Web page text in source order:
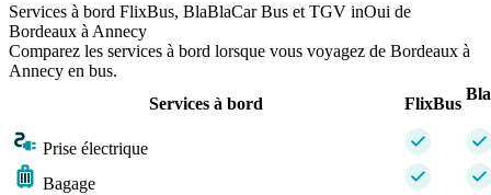
Services à bord FlixBus, BlaBlaCar Bus et TGV inOui de
Bordeaux à Annecy
Comparez les services à bord lorsque vous voyagez de Bordeaux à
Annecy en bus.
Services à bord
FlixBus
Prise électrique
Bagage